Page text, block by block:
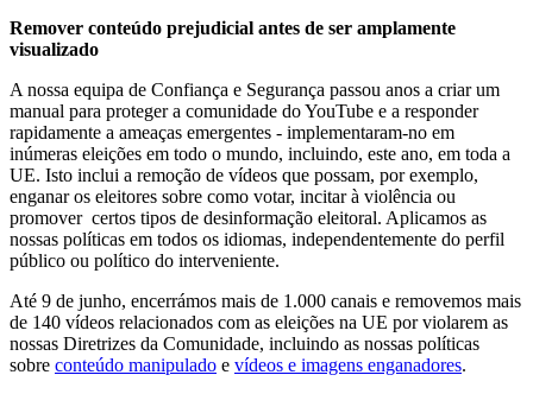
Remover conteúdo prejudicial antes de ser amplamente
visualizado
A nossa equipa de Confiança e Segurança passou anos a criar um
manual para proteger a comunidade do YouTube e a responder
rapidamente a ameaças emergentes - implementaram-no em
inúmeras eleições em todo o mundo, incluindo, este ano, em toda a
UE. Isto inclui a remoção de vídeos que possam, por exemplo,
enganar os eleitores sobre como votar, incitar à violência ou
promover certos tipos de desinformação eleitoral. Aplicamos as
nossas políticas em todos os idiomas, independentemente do perfil
público ou político do interveniente.
Até 9 de junho, encerrámos mais de 1.000 canais e removemos mais
de 140 vídeos relacionados com as eleições na UE por violarem as
nossas Diretrizes da Comunidade, incluindo as nossas políticas
sobre conteúdo manipulado e vídeos e imagens enganadores.